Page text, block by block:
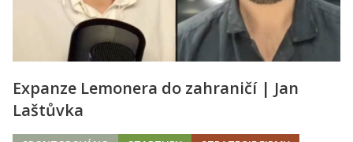
Expanze Lemonera do zahraničí | Jan
Laštůvka